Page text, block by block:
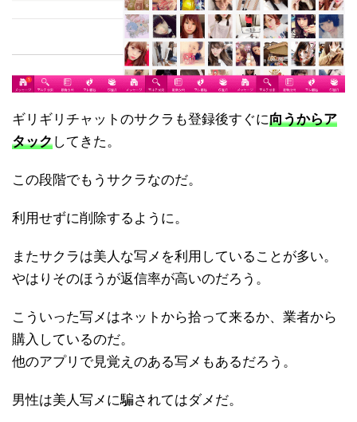
ギリギリチャットのサクラも登録後すぐに向うからア
タックしてきた。
この段階でもうサクラなのだ。
利用せずに削除するように。
またサクラは美人な写メを利用していることが多い。
やはりそのほうが返信率が高いのだろう。
こういった写メはネットから拾って来るか、業者から
購入しているのだ。
他のアプリで見覚えのある写メもあるだろう。
男性は美人写メに騙されてはダメだ。